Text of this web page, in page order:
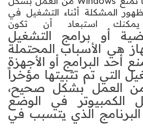
المشكلة أثناء التشغيل في
يمكنك استبعاد أن تكون
أو برامج التشغيل
هي الأسباب المحتملة
أحد البرامج أو الأجهزة
التي تم تثبيتها مؤخراً
العمل بشكل صحيح،
الكمبيوتر في الوضع
الذي يتسبب في